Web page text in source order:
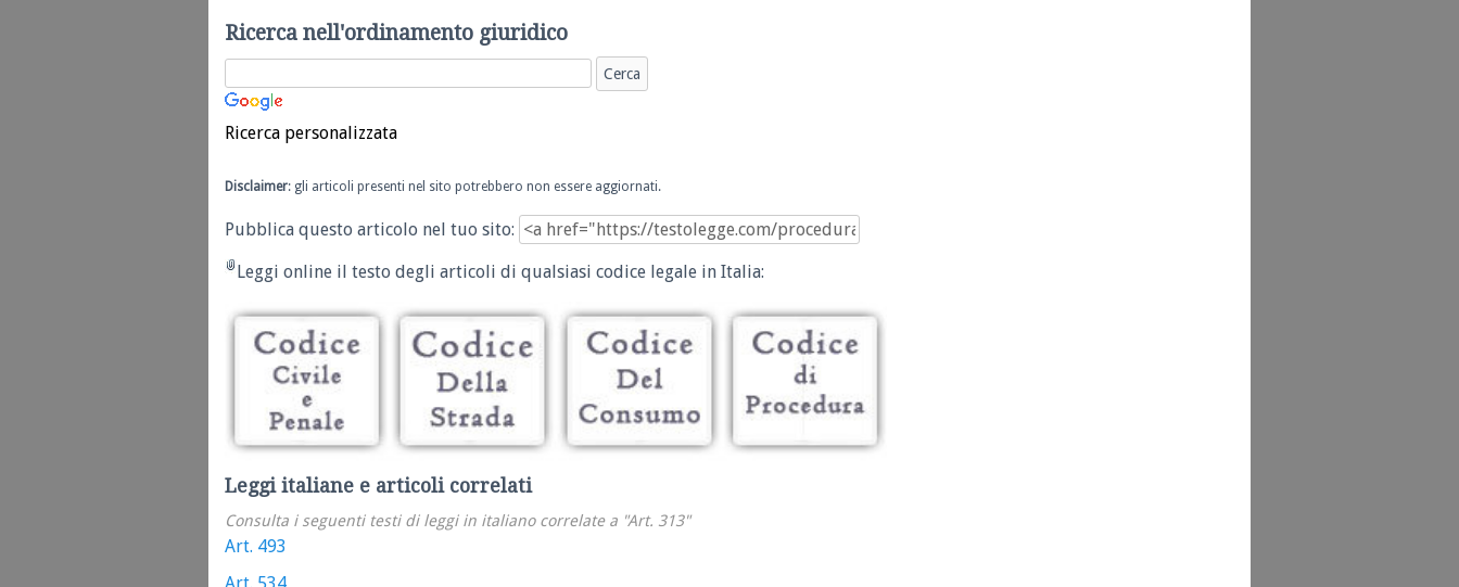
Ricerca nell'ordinamento giuridico
Ricerca personalizzata
Disclaimer: gli articoli presenti nel sito potrebbero non essere aggiornati.
Pubblica questo articolo nel tuo sito:
Leggi online il testo degli articoli di qualsiasi codice legale in Italia:
Leggi italiane e articoli correlati
Consulta i seguenti testi di leggi in italiano correlate a "Art. 313"
Art. 493